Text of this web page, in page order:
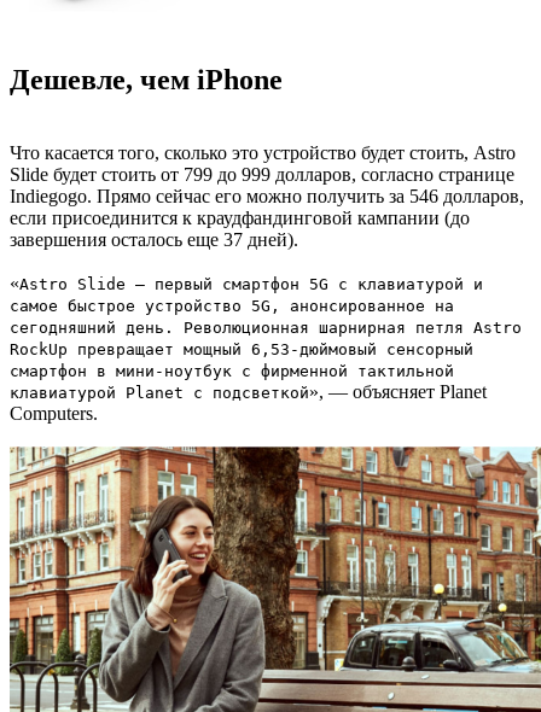
Дешевле, чем iPhone
Что касается того, сколько это устройство будет стоить, Astro
Slide будет стоить от 799 до 999 долларов, согласно странице
Indiegogo. Прямо сейчас его можно получить за 546 долларов,
если присоединится к краудфандинговой кампании (до
завершения осталось еще 37 дней).
«Astro Slide — первый смартфон 5G с клавиатурой и
самое быстрое устройство 5G, анонсированное на
сегодняшний день. Революционная шарнирная петля Astro
RockUp превращает мощный 6,53-дюймовый сенсорный
смартфон в мини-ноутбук с фирменной тактильной
клавиатурой Planet с подсветкой», — объясняет Planet
Computers.